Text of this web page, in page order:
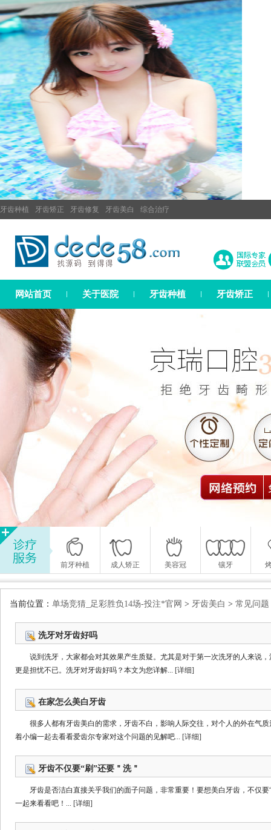
牙齿种植 牙齿矫正 牙齿修复 牙齿美白 综合治疗
网站首页 关于医院 牙齿种植 牙齿矫正
前牙种植 成人矫正 美容冠 镶牙
当前位置： 单场竞猜_足彩胜负14场-投注*官网 > 牙齿美白 > 常见问题
洗牙对牙齿好吗
说到洗牙，大家都会对其效果产生质疑。尤其是对于第一次洗牙的人来说
更是担忧不已。洗牙对牙齿好吗？本文为您详解... [详细]
在家怎么美白牙齿
很多人都有牙齿美白的需求，牙齿不白，影响人际交往，对个人的外在气
着小编一起去看看爱齿尔专家对这个问题的见解吧... [详细]
牙齿不仅要“刷”还要＂洗＂
牙齿是否洁白直接关乎我们的面子问题，非常重要！要想美白牙齿，不仅
一起来看看吧！... [详细]